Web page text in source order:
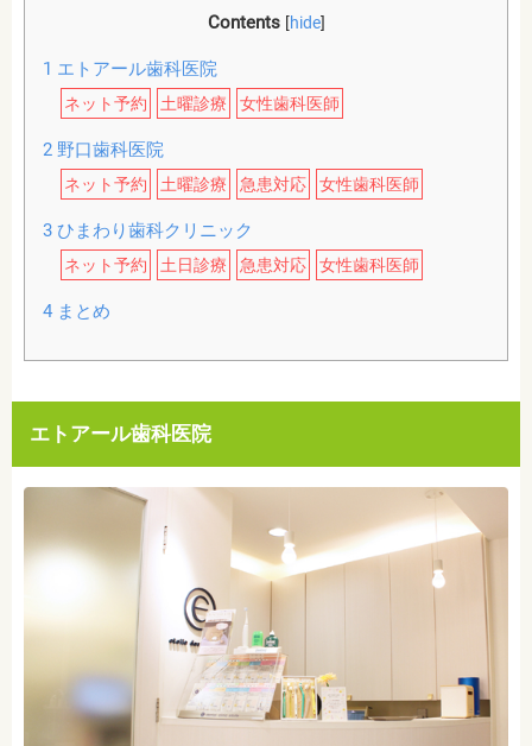
Contents [hide]
1 エトアール歯科医院
ネット予約 土曜診療 女性歯科医師
2野口歯科医院
ネット予約 土曜診療 急患対応 女性歯科医師
3ひまわり歯科クリニック
ネット予約 土日診療 急患対応 女性歯科医師
4まとめ
エトアール歯科医院